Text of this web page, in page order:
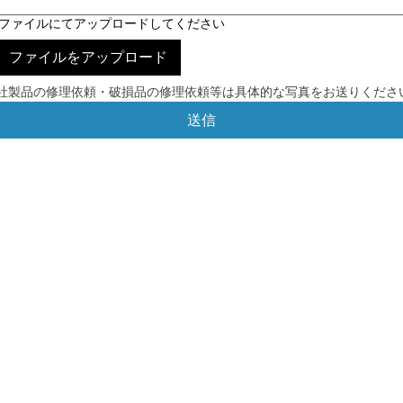
ァイルにてアップロードしてください
ファイルをアップロード
製品の修理依頼・破損品の修理依頼等は具体的な写真をお送りくださ
送信